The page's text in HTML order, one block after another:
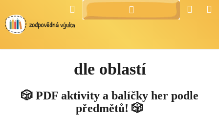
na
obsah
Hledat Přihlášení
dle oblastí
🎲 PDF aktivity a balíčky her podle
předmětů! 🎲
o
Zpět
Zpět
C